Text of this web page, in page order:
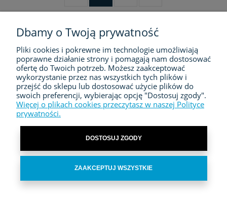
FIRMA
ZAKUPY
MOJE KONTO
KONTAKT
Dbamy o Twoją prywatność
Pliki cookies i pokrewne im technologie umożliwiają
poprawne działanie strony i pomagają nam dostosować
ofertę do Twoich potrzeb. Możesz zaakceptować
wykorzystanie przez nas wszystkich tych plików i
przejść do sklepu lub dostosować użycie plików do
swoich preferencji, wybierając opcję "Dostosuj zgody".
Więcej o plikach cookies przeczytasz w naszej Polityce
prywatności.
DOSTOSUJ ZGODY
ZAAKCEPTUJ WSZYSTKIE